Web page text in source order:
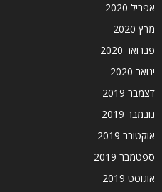
אפריל 2020
מרץ 2020
פברואר 2020
ינואר 2020
דצמבר 2019
נובמבר 2019
אוקטובר 2019
ספטמבר 2019
אוגוסט 2019